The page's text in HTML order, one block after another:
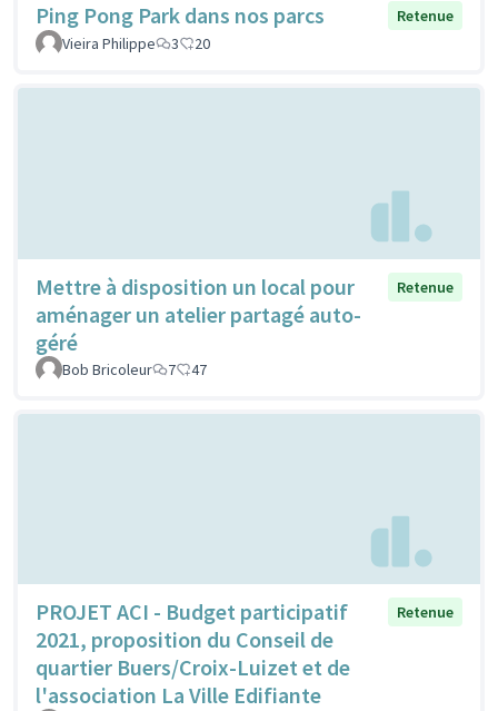
Ping Pong Park dans nos parcs
Retenue
Vieira Philippe
3 20
Mettre à disposition un local pour
aménager un atelier partagé auto-
géré
Retenue
Bob Bricoleur 7 47
PROJET ACI - Budget participatif
2021, proposition du Conseil de
quartier Buers/Croix-Luizet et de
l'association La Ville Edifiante
Retenue